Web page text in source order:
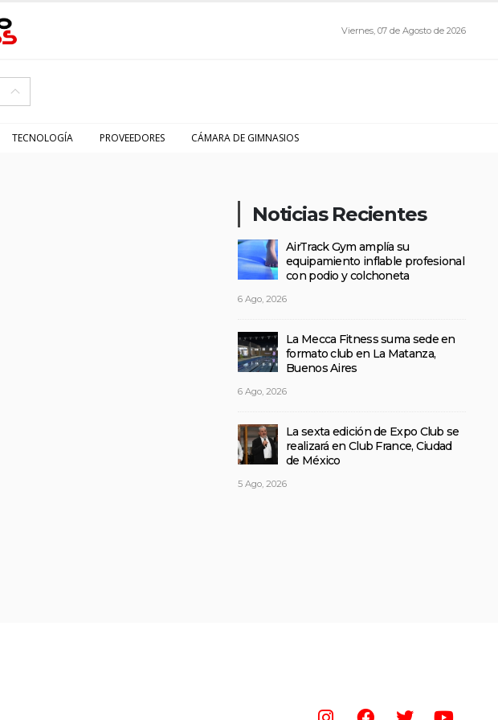
Viernes, 07 de Agosto de 2026
TECNOLOGÍA PROVEEDORES CÁMARA DE GIMNASIOS
Noticias Recientes
AirTrack Gym amplía su
equipamiento inflable profesional
con podio y colchoneta
6 Ago, 2026
La Mecca Fitness suma sede en
formato club en La Matanza,
Buenos Aires
6 Ago, 2026
La sexta edición de Expo Club se
realizará en Club France, Ciudad
de México
5 Ago, 2026